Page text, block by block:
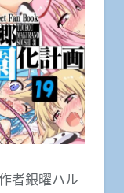
者銀曜ハル